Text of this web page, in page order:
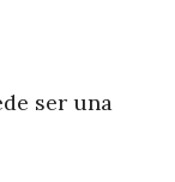
ser una